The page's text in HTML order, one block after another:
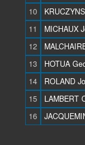
10
11
MICHAUX
12
13
HOTUA
14
ROLAND
15
LAMBERT
16